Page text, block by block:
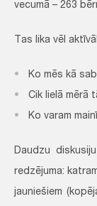
vecumā – 263
Tas lika vēl
Ko mēs kā
Cik lielā mērā
Ko varam
Daudzu
redzējuma:
jauniešiem